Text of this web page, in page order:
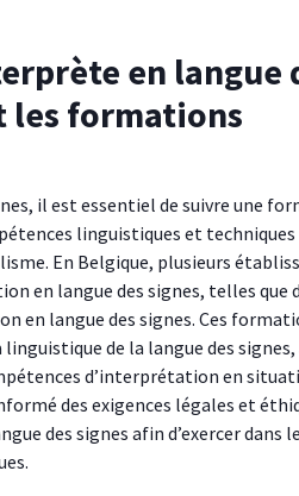
en langue
les formations
il est essentiel de suivre une
linguistiques et techniques
En Belgique, plusieurs
en langue des signes, telles que
en langue des signes. Ces
de la langue des signes,
d’interprétation en
des exigences légales et
des signes afin d’exercer dans